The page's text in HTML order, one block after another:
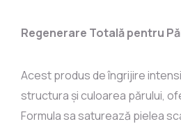
Regenerare Totală pentru
Acest produs de îngrijire
structura și culoarea părului,
Formula sa saturează pielea